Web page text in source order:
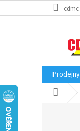
na
Prodejny
Domů